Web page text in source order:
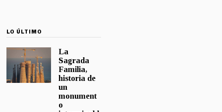
LO ÚLTIMO
La
Sagrada
Familia,
historia de
un
monument
o